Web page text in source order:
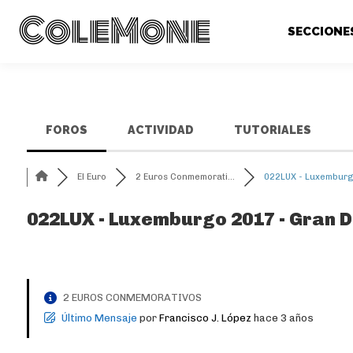
ColeMone
FOROS ACTIVIDAD TUTORIALES
El Euro 2 Euros Conmemorati... 022LUX -
022LUX - Luxemburgo 2017 - Gran
2 EUROS CONMEMORATIVOS
Último Mensaje por Francisco J. López hace 3 años